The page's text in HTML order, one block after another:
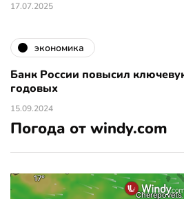
17.07.2025
экономика
Банк России повысил
годовых
15.09.2024
Погода от windy.com